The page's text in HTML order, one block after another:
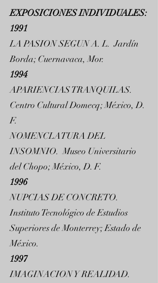
EXPOSICIONES INDIVIDUALES:
1991
LA PASION SEGUN A. L. Jardín
Borda; Cuernavaca, Mor.
1994
APARIENCIAS TRANQUILAS.
Centro Cultural Domecq; México, D.
F.
NOMENCLATURA DEL
INSOMNIO. Museo Universitario
del Chopo; México, D. F.
1996
NUPCIAS DE CONCRETO.
Instituto Tecnológico de Estudios
Superiores de Monterrey; Estado de
México.
1997
IMAGINACION Y REALIDAD.